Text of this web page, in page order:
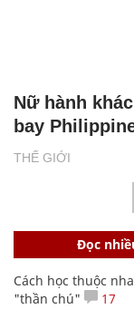
THẾ GIỚI
Nữ hành
bay
Đọc
Cách học thuộc
"thần chú"
17